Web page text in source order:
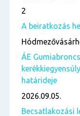
2
A beiratkozás
ÁE
határideje
2026.09.05.
Becsatlakozási